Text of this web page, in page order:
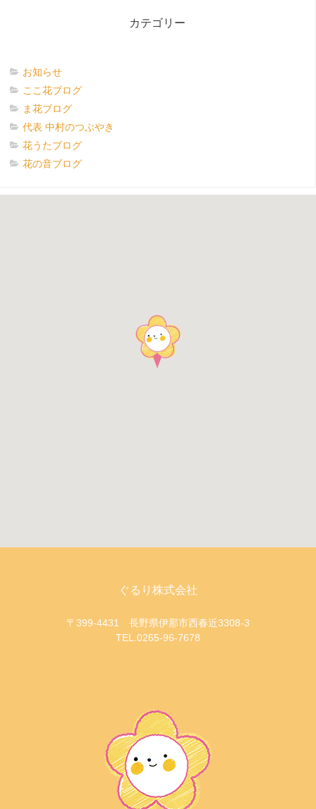
カテゴリー
お知らせ
ここ花ブログ
ま花ブログ
代表 中村のつぶやき
花うたブログ
花の音ブログ
ぐるり株式会社
〒399-4431 長野県伊那市西春近3308-3
TEL.0265-96-7678